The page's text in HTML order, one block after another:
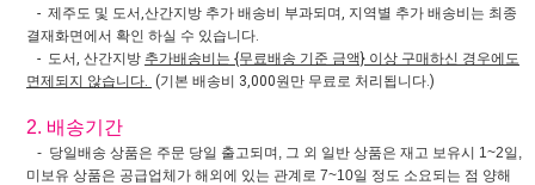
- 제주도 및 도서,산간지방 추가 배송비 부과되며, 지역별 추가 배송비는 최종
결재화면에서 확인 하실 수 있습니다.
- 도서, 산간지방 추가배송비는 {무료배송 기준 금액} 이상 구매하신 경우에도
면제되지 않습니다.
(기본 배송비 3,000원만 무료로 처리됩니다.)
2. 배송기간
- 당일배송 상품은 주문 당일 출고되며, 그 외 일반 상품은 재고 보유시 1~2일,
미보유 상품은 공급업체가 해외에 있는 관계로 7~10일 정도 소요되는 점 양해